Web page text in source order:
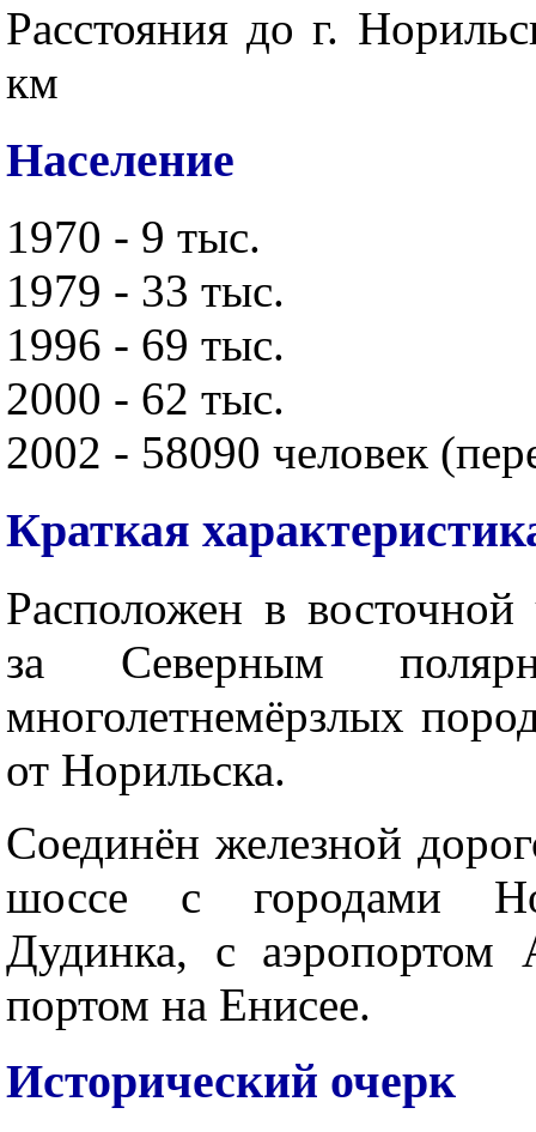
Расстояния до г.
км
Население
1970 - 9 тыс.
1979 - 33 тыс.
1996 - 69 тыс.
2000 - 62 тыс.
2002 - 58090 человек
Краткая
Расположен в восточной
за Северным
многолетнемёрзлых
от Норильска.
Соединён железной
шоссе с городами
Дудинка, с аэропортом
портом на Енисее.
Исторический очерк